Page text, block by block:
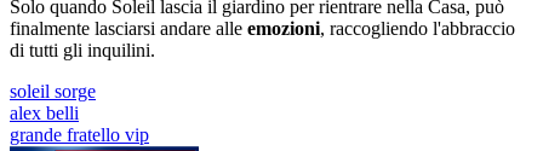
Solo quando Soleil lascia il giardino per rientrare nella Casa, può
finalmente lasciarsi andare alle emozioni, raccogliendo l'abbraccio
di tutti gli inquilini.
soleil sorge
alex belli
grande fratello vip